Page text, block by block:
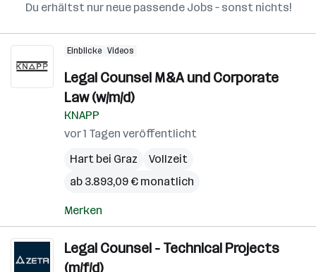
Du erhältst nur neue passende Jobs – sonst nichts!
Einblicke Videos
Legal Counsel M&A und Corporate
Law (w/m/d)
KNAPP
vor 1 Tagen veröffentlicht
Hart bei Graz
Vollzeit
ab 3.893,09 € monatlich
Merken
Legal Counsel - Technical Projects
(m/f/d)